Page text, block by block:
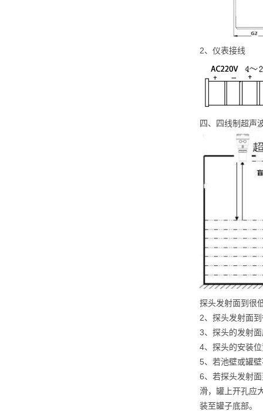
2、仪表接线
四、四线制超声
探头发射面到很
2、探头发射面
3、探头的发射
4、探头的安装
5、若池壁或罐
6、若探头发射
滑，罐上开孔应
装至罐子底部。